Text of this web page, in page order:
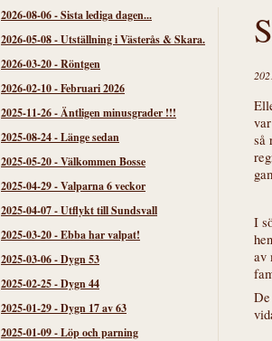
2026-08-06-Sista lediga dagen...
2026-05-08-Utställning i Västerås & Skara.
2026-03-20-Röntgen
2026-02-10-Februari 2026
2025-11-26-Äntligen minusgrader !!!
2025-08-24-Länge sedan
2025-05-20-Välkommen Bosse
2025-04-29-Valparna 6 veckor
2025-04-07-Utflykt till Sundsvall
2025-03-20-Ebba har valpat!
2025-03-06-Dygn 53
2025-02-25-Dygn 44
2025-01-29-Dygn 17 av 63
2025-01-09-Löp och parning
så
I
av